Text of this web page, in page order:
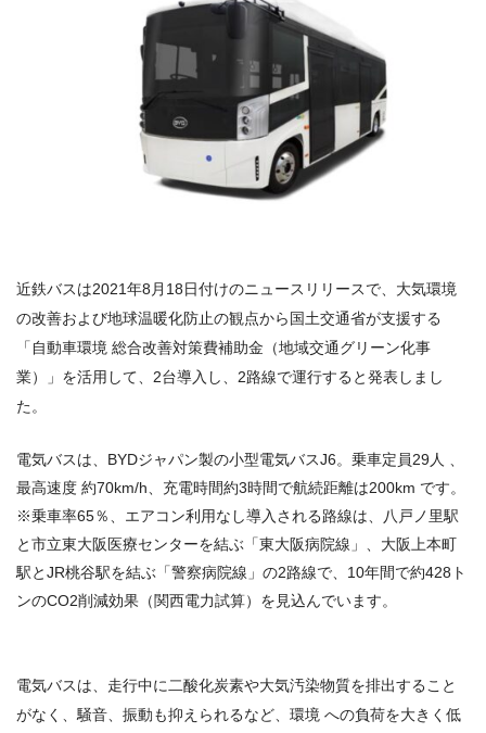
近鉄バスは2021年8月18日付けのニュースリリースで、大気環境
の改善および地球温暖化防止の観点から国土交通省が支援する
「自動車環境 総合改善対策費補助金（地域交通グリーン化事
業）」を活用して、2台導入し、2路線で運行すると発表しまし
た。
電気バスは、BYDジャパン製の小型電気バスJ6。乗車定員29人 、
最高速度 約70km/h、充電時間約3時間で航続距離は200km です。
※乗車率65％、エアコン利用なし導入される路線は、八戸ノ里駅
と市立東大阪医療センターを結ぶ「東大阪病院線」、大阪上本町
駅とJR桃谷駅を結ぶ「警察病院線」の2路線で、10年間で約428ト
ンのCO2削減効果（関西電力試算）を見込んでいます。
電気バスは、走行中に二酸化炭素や大気汚染物質を排出すること
がなく、騒音、振動も抑えられるなど、環境 への負荷を大きく低